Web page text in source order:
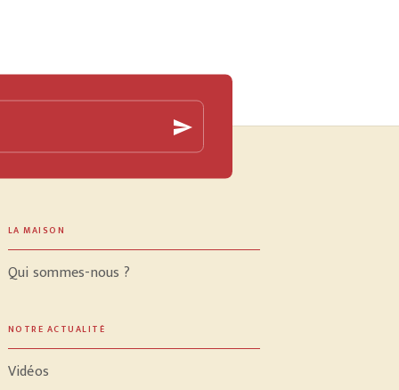
send
LA MAISON
Qui sommes-nous ?
NOTRE ACTUALITÉ
Vidéos